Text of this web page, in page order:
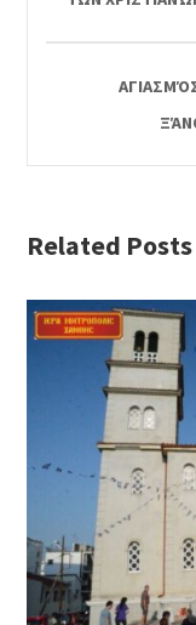
Related Posts